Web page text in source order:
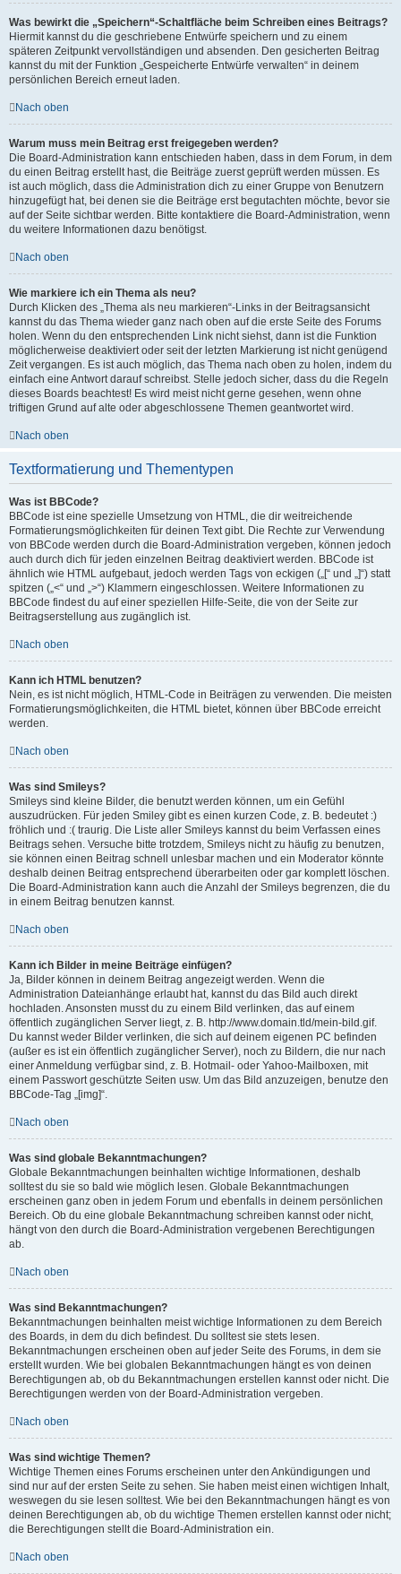
Was bewirkt die „Speichern“-Schaltfläche beim Schreiben eines Beitrags?
Hiermit kannst du die geschriebene Entwürfe speichern und zu einem
späteren Zeitpunkt vervollständigen und absenden. Den gesicherten Beitrag
kannst du mit der Funktion „Gespeicherte Entwürfe verwalten“ in deinem
persönlichen Bereich erneut laden.
Nach oben
Warum muss mein Beitrag erst freigegeben werden?
Die Board-Administration kann entschieden haben, dass in dem Forum, in dem
du einen Beitrag erstellt hast, die Beiträge zuerst geprüft werden müssen. Es
ist auch möglich, dass die Administration dich zu einer Gruppe von Benutzern
hinzugefügt hat, bei denen sie die Beiträge erst begutachten möchte, bevor sie
auf der Seite sichtbar werden. Bitte kontaktiere die Board-Administration, wenn
du weitere Informationen dazu benötigst.
Nach oben
Wie markiere ich ein Thema als neu?
Durch Klicken des „Thema als neu markieren“-Links in der Beitragsansicht
kannst du das Thema wieder ganz nach oben auf die erste Seite des Forums
holen. Wenn du den entsprechenden Link nicht siehst, dann ist die Funktion
möglicherweise deaktiviert oder seit der letzten Markierung ist nicht genügend
Zeit vergangen. Es ist auch möglich, das Thema nach oben zu holen, indem du
einfach eine Antwort darauf schreibst. Stelle jedoch sicher, dass du die Regeln
dieses Boards beachtest! Es wird meist nicht gerne gesehen, wenn ohne
triftigen Grund auf alte oder abgeschlossene Themen geantwortet wird.
Nach oben
Textformatierung und Thementypen
Was ist BBCode?
BBCode ist eine spezielle Umsetzung von HTML, die dir weitreichende
Formatierungsmöglichkeiten für deinen Text gibt. Die Rechte zur Verwendung
von BBCode werden durch die Board-Administration vergeben, können jedoch
auch durch dich für jeden einzelnen Beitrag deaktiviert werden. BBCode ist
ähnlich wie HTML aufgebaut, jedoch werden Tags von eckigen („[“ und „]“) statt
spitzen („<“ und „>“) Klammern eingeschlossen. Weitere Informationen zu
BBCode findest du auf einer speziellen Hilfe-Seite, die von der Seite zur
Beitragserstellung aus zugänglich ist.
Nach oben
Kann ich HTML benutzen?
Nein, es ist nicht möglich, HTML-Code in Beiträgen zu verwenden. Die meisten
Formatierungsmöglichkeiten, die HTML bietet, können über BBCode erreicht
werden.
Nach oben
Was sind Smileys?
Smileys sind kleine Bilder, die benutzt werden können, um ein Gefühl
auszudrücken. Für jeden Smiley gibt es einen kurzen Code, z. B. bedeutet :)
fröhlich und :( traurig. Die Liste aller Smileys kannst du beim Verfassen eines
Beitrags sehen. Versuche bitte trotzdem, Smileys nicht zu häufig zu benutzen,
sie können einen Beitrag schnell unlesbar machen und ein Moderator könnte
deshalb deinen Beitrag entsprechend überarbeiten oder gar komplett löschen.
Die Board-Administration kann auch die Anzahl der Smileys begrenzen, die du
in einem Beitrag benutzen kannst.
Nach oben
Kann ich Bilder in meine Beiträge einfügen?
Ja, Bilder können in deinem Beitrag angezeigt werden. Wenn die
Administration Dateianhänge erlaubt hat, kannst du das Bild auch direkt
hochladen. Ansonsten musst du zu einem Bild verlinken, das auf einem
öffentlich zugänglichen Server liegt, z. B. http://www.domain.tld/mein-bild.gif.
Du kannst weder Bilder verlinken, die sich auf deinem eigenen PC befinden
(außer es ist ein öffentlich zugänglicher Server), noch zu Bildern, die nur nach
einer Anmeldung verfügbar sind, z. B. Hotmail- oder Yahoo-Mailboxen, mit
einem Passwort geschützte Seiten usw. Um das Bild anzuzeigen, benutze den
BBCode-Tag „[img]“.
Nach oben
Was sind globale Bekanntmachungen?
Globale Bekanntmachungen beinhalten wichtige Informationen, deshalb
solltest du sie so bald wie möglich lesen. Globale Bekanntmachungen
erscheinen ganz oben in jedem Forum und ebenfalls in deinem persönlichen
Bereich. Ob du eine globale Bekanntmachung schreiben kannst oder nicht,
hängt von den durch die Board-Administration vergebenen Berechtigungen
ab.
Nach oben
Was sind Bekanntmachungen?
Bekanntmachungen beinhalten meist wichtige Informationen zu dem Bereich
des Boards, in dem du dich befindest. Du solltest sie stets lesen.
Bekanntmachungen erscheinen oben auf jeder Seite des Forums, in dem sie
erstellt wurden. Wie bei globalen Bekanntmachungen hängt es von deinen
Berechtigungen ab, ob du Bekanntmachungen erstellen kannst oder nicht. Die
Berechtigungen werden von der Board-Administration vergeben.
Nach oben
Was sind wichtige Themen?
Wichtige Themen eines Forums erscheinen unter den Ankündigungen und
sind nur auf der ersten Seite zu sehen. Sie haben meist einen wichtigen Inhalt,
weswegen du sie lesen solltest. Wie bei den Bekanntmachungen hängt es von
deinen Berechtigungen ab, ob du wichtige Themen erstellen kannst oder nicht;
die Berechtigungen stellt die Board-Administration ein.
Nach oben